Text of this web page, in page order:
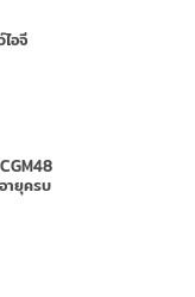
อจี
ายุครบ